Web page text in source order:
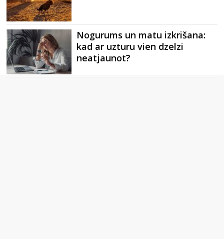
Nogurums un matu izkrišana:
kad ar uzturu vien dzelzi
neatjaunot?